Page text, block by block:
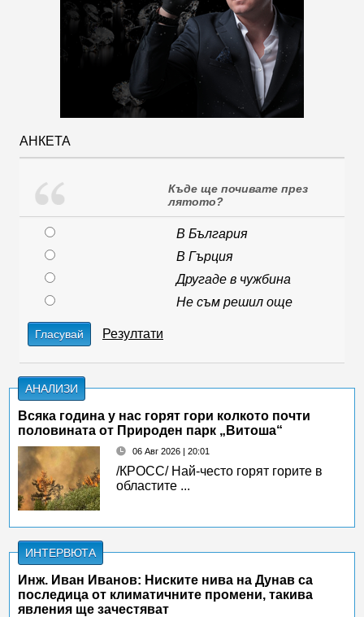
АНКЕТА
Къде ще почивате през
лятото?
В България
В Гърция
Другаде в чужбина
Не съм решил още
Гласувай Резултати
АНАЛИЗИ
Всяка година у нас горят гори колкото почти
половината от Природен парк „Витоша“
06 Авг 2026 | 20:01
/КРОСС/ Най-често горят горите в
областите ...
ИНТЕРВЮТА
Инж. Иван Иванов: Ниските нива на Дунав са
последица от климатичните промени, такива
явления ще зачестяват